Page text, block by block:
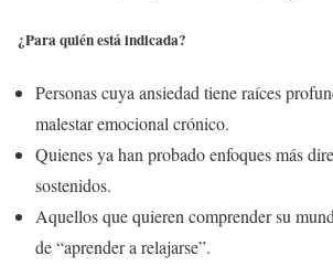
¿Para quién está indicada?
Personas cuya ansiedad tiene raíces
malestar emocional crónico.
Quienes ya han probado enfoques más
sostenidos.
Aquellos que quieren comprender su
de “aprender a relajarse”.